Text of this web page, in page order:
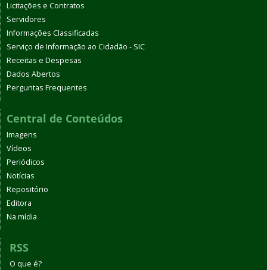
Licitações e Contratos
Servidores
Informações Classificadas
Serviço de Informação ao Cidadão - SIC
Receitas e Despesas
Dados Abertos
Perguntas Frequentes
Central de Conteúdos
Imagens
Vídeos
Periódicos
Notícias
Repositório
Editora
Na mídia
RSS
O que é?